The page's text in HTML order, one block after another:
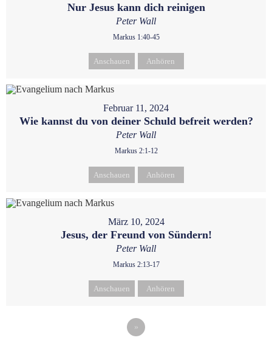
Nur Jesus kann dich reinigen
Peter Wall
Markus 1:40-45
Anschauen Anhören
Februar 11, 2024
Wie kannst du von deiner Schuld befreit werden?
Peter Wall
Markus 2:1-12
Anschauen Anhören
März 10, 2024
Jesus, der Freund von Sündern!
Peter Wall
Markus 2:13-17
Anschauen Anhören
»